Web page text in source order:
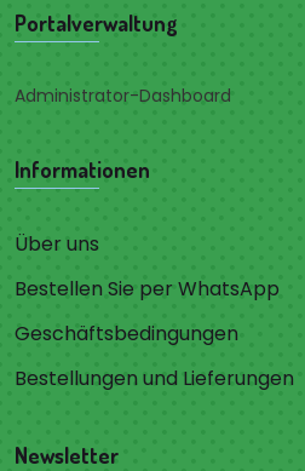
Portalverwaltung
Administrator-Dashboard
Informationen
Über uns
Bestellen Sie per WhatsApp
Geschäftsbedingungen
Bestellungen und Lieferungen
Newsletter